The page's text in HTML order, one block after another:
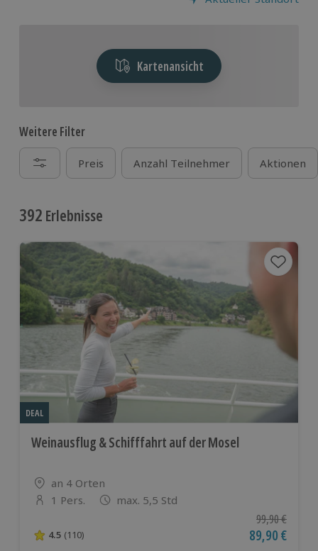
ganz auf die Aromen und Gewürze an. Der
Beschenkte tastet sich an drei Gänge voller
Kartenansicht
Weitere Filter
Preis Anzahl Teilnehmer Aktionen
392 Erlebnisse
DEAL
Weinausflug & Schifffahrt auf der Mosel
Standort
an 4 Orten
Anzahl der Teilnehmer
1 Pers. max. 5,5 Std
4.5 von 5 Sternen basierend auf 110 Bewertungen
4.5 (110)
99,90 €
Aktueller
89,90 €